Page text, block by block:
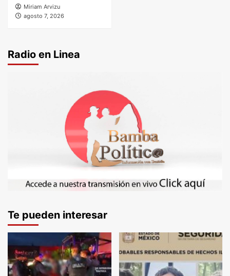
Miriam Arvizu
agosto 7, 2026
Radio en Linea
Te pueden interesar